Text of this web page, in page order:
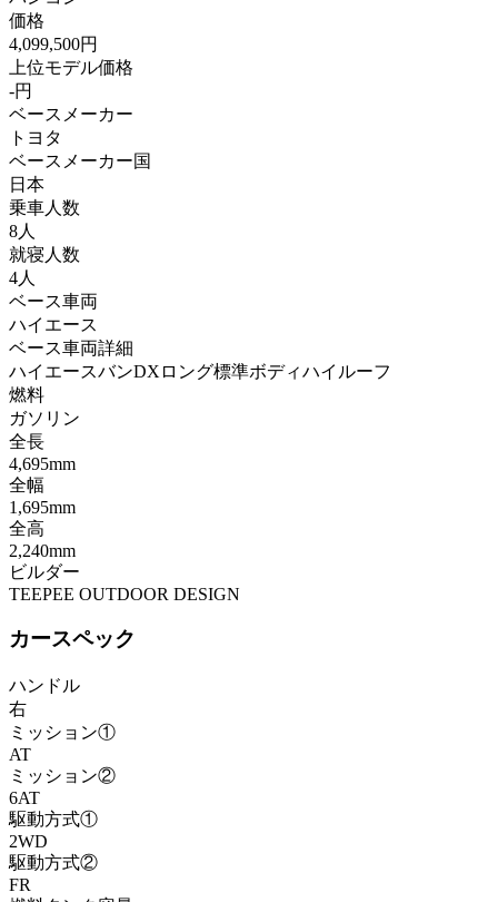
価格
4,099,500円
上位モデル価格
-円
ベースメーカー
トヨタ
ベースメーカー国
日本
乗車人数
8人
就寝人数
4人
ベース車両
ハイエース
ベース車両詳細
ハイエースバンDXロング標準ボディハイルーフ
燃料
ガソリン
全長
4,695mm
全幅
1,695mm
全高
2,240mm
ビルダー
TEEPEE OUTDOOR DESIGN
カースペック
ハンドル
右
ミッション①
AT
ミッション②
6AT
駆動方式①
2WD
駆動方式②
FR